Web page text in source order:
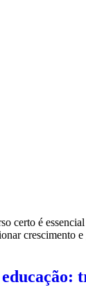
certo é
crescimento